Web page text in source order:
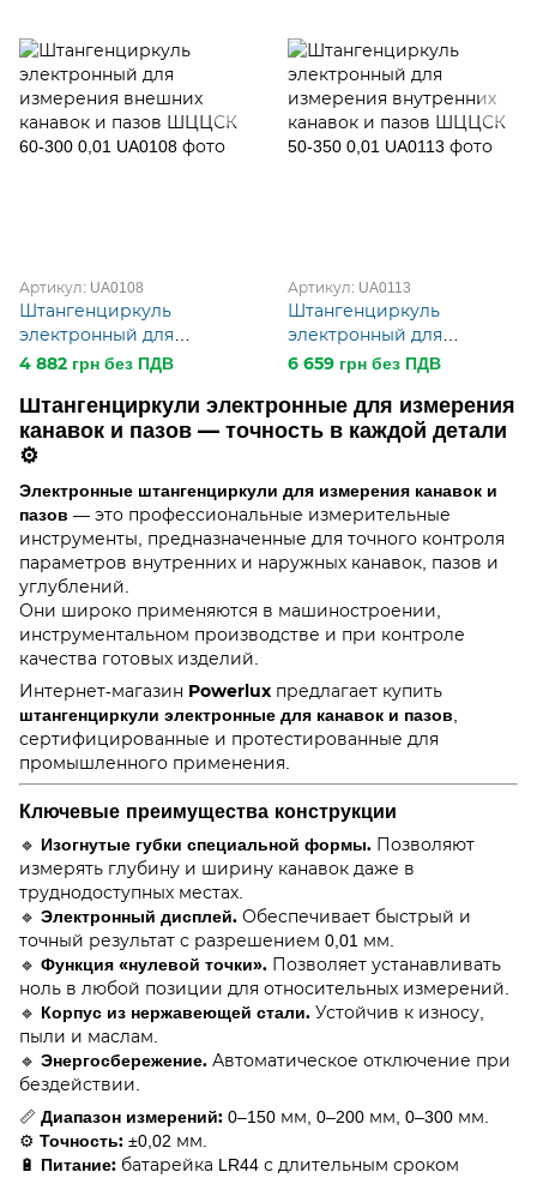
Артикул: UA0108
Штангенциркуль
электронный для
измерения внешних
60-300 0,01
4 882 грн без ПДВ
Артикул: UA0113
Штангенциркуль
электронный для
измерения внутренних
50-350 0,01
6 659 грн без ПДВ
Штангенциркули электронные для измерения
канавок и пазов — точность в каждой детали
⚙️
Электронные штангенциркули для измерения канавок и
пазов — это профессиональные измерительные
инструменты, предназначенные для точного контроля
параметров внутренних и наружных канавок, пазов и
углублений.
Они широко применяются в машиностроении,
инструментальном производстве и при контроле
качества готовых изделий.
Интернет-магазин Powerlux предлагает купить
штангенциркули электронные для канавок и пазов,
сертифицированные и протестированные для
промышленного применения.
Ключевые преимущества конструкции
🔹 Изогнутые губки специальной формы. Позволяют
измерять глубину и ширину канавок даже в
труднодоступных местах.
🔹 Электронный дисплей. Обеспечивает быстрый и
точный результат с разрешением 0,01 мм.
🔹 Функция «нулевой точки». Позволяет устанавливать
ноль в любой позиции для относительных измерений.
🔹 Корпус из нержавеющей стали. Устойчив к износу,
пыли и маслам.
🔹 Энергосбережение. Автоматическое отключение при
бездействии.
📏 Диапазон измерений: 0–150 мм, 0–200 мм, 0–300 мм.
⚙️ Точность: ±0,02 мм.
🔋 Питание: батарейка LR44 с длительным сроком